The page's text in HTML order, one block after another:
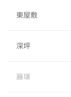
東屋敷
深坪
藤塚